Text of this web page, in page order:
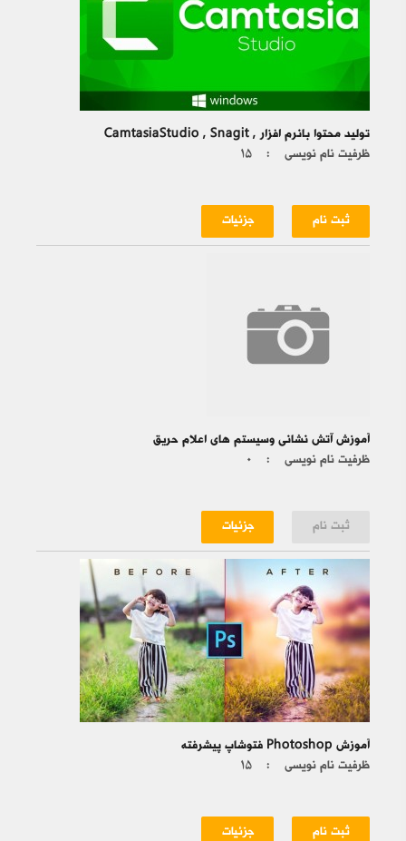
تولید محتوا بانرم افزار , CamtasiaStudio , Snagit
ظرفیت نام نویسی : ۱۵
ثبت نام جزئیات
آموزش آتش نشانی وسیستم های اعلام حریق
ظرفیت نام نویسی : ۰
ثبت نام جزئیات
آموزش Photoshop فتوشاپ پیشرفته
ظرفیت نام نویسی : ۱۵
ثبت نام جزئیات